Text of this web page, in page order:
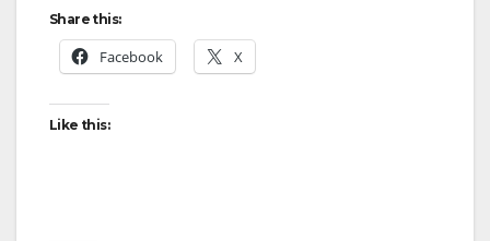
Share this:
Facebook X
Like this: